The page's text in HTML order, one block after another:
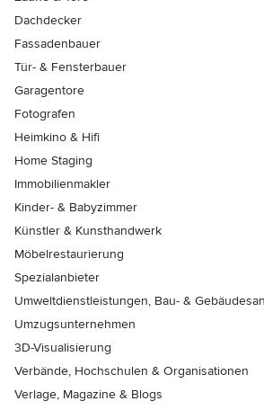
Dachdecker
Fassadenbauer
Tür- & Fensterbauer
Garagentore
Fotografen
Heimkino & Hifi
Home Staging
Immobilienmakler
Kinder- & Babyzimmer
Künstler & Kunsthandwerk
Möbelrestaurierung
Spezialanbieter
Umweltdienstleistungen, Bau- &
Umzugsunternehmen
3D-Visualisierung
Verbände, Hochschulen & Organisationen
Verlage, Magazine & Blogs